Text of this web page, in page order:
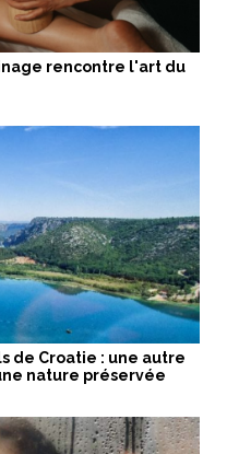
rencontre l'art du
de Croatie : une autre
nature préservée